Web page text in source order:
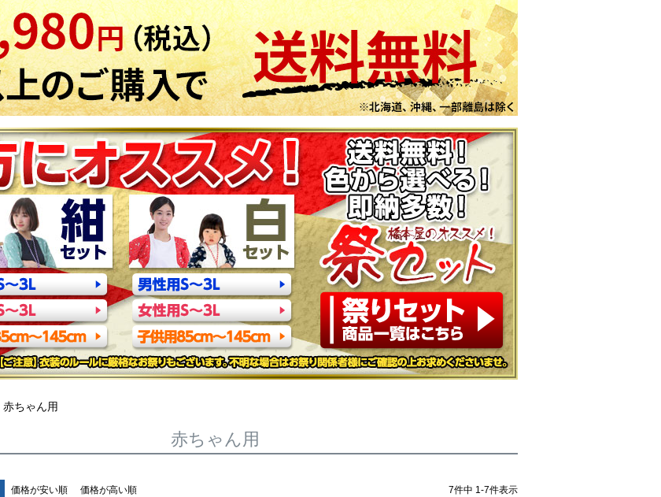
赤ちゃん用
赤ちゃん用
価格が安い順 価格が高い順 7件中 1-7件表示